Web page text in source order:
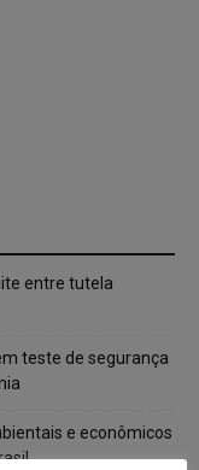
entre tutela
teste de segurança
e econômicos